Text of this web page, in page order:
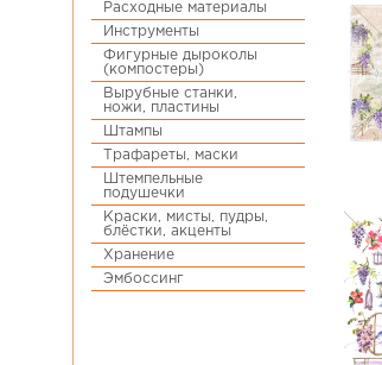
Расходные материалы
Инструменты
Фигурные дыроколы
(компостеры)
Вырубные станки,
ножи, пластины
Штампы
Трафареты, маски
Штемпельные
подушечки
Краски, мисты, пудры,
блёстки, акценты
Хранение
Эмбоссинг